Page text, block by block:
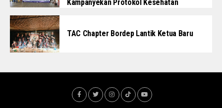
Kampanyekan Protokol Kesehatan
TAC Chapter Bordep Lantik Ketua Baru